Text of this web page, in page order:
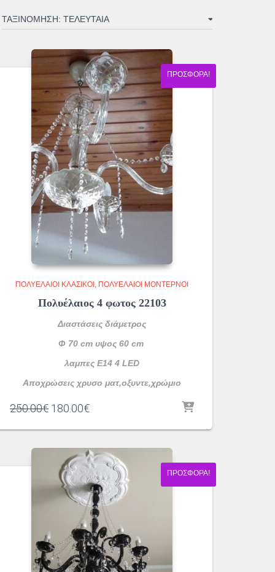
ΠΡΟΣΦΟΡΆ!
ΠΟΛΥΈΛΑΙΟΙ ΚΛΑΣΙΚΟΊ ΠΟΛΥΈΛΑΙΟΙ ΜΟΝΤΈΡΝΟΙ
Πολυέλαιος 4 φωτος 22103
Διαστάσεις διάμετρος
Φ 70 cm υψος 60 cm
λαμπες Ε14 4 LED
Αποχρώσεις χρυσο ματ,οξυντε,χρώμιο
250.00€ Original
was:
250.00€.
180.00€Η
τιμή
είναι:
180.00€.
ΠΡΟΣΦΟΡΆ!